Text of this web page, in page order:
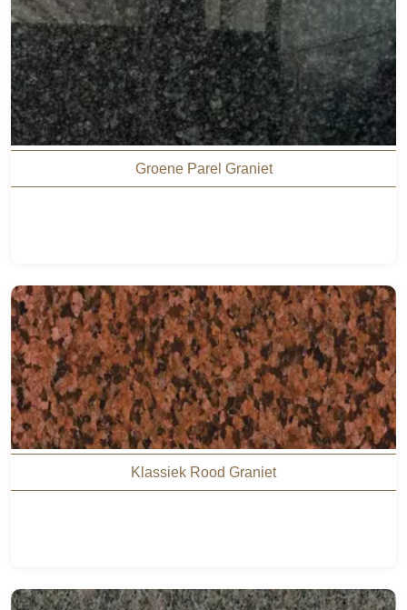
Groene Parel Graniet
Klassiek Rood Graniet